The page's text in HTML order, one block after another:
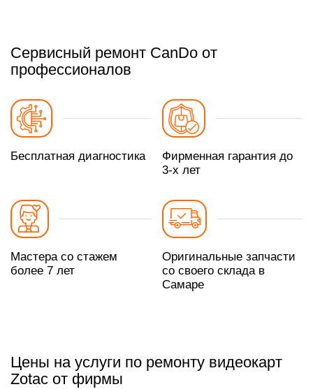
Сервисный ремонт CanDo от
профессионалов
Бесплатная диагностика
Фирменная гарантия до
3-х лет
Мастера со стажем
более 7 лет
Оригинальные запчасти
со своего склада в
Самаре
Цены на услуги по ремонту видеокарт
Zotac от фирмы